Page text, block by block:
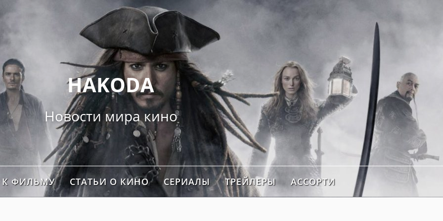
">
HAKODA
Новости мира кино
К ФИЛЬМУ СТАТЬИ О КИНО СЕРИАЛЫ ТРЕЙЛЕРЫ АССОРТИ